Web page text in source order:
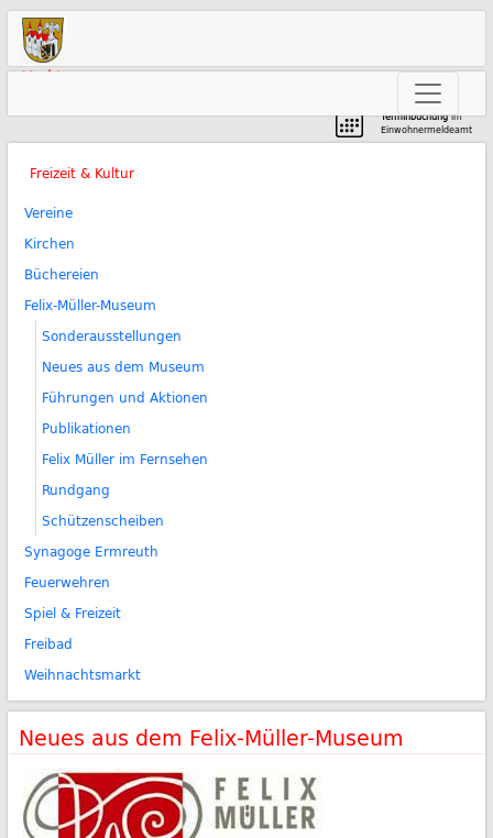
Markt
Terminbuchungim
Einwohnermeldeamt
Freizeit & Kultur
Vereine
Kirchen
Büchereien
Felix-Müller-Museum
Sonderausstellungen
Neues aus dem Museum
Führungen und Aktionen
Publikationen
Felix Müller im Fernsehen
Rundgang
Schützenscheiben
Synagoge Ermreuth
Feuerwehren
Spiel & Freizeit
Freibad
Weihnachtsmarkt
Neues aus dem Felix-Müller-Museum